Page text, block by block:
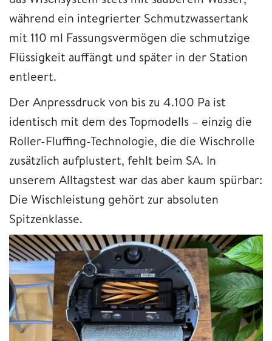
während ein integrierter Schmutzwassertank
mit 110 ml Fassungsvermögen die schmutzige
Flüssigkeit auffängt und später in der Station
entleert.
Der Anpressdruck von bis zu 4.100 Pa ist
identisch mit dem des Topmodells – einzig die
Roller-Fluffing-Technologie, die die Wischrolle
zusätzlich aufplustert, fehlt beim SA. In
unserem Alltagstest war das aber kaum spürbar:
Die Wischleistung gehört zur absoluten
Spitzenklasse.